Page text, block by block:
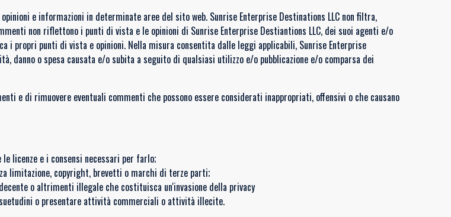
e informazioni in determinate aree del sito web. Sunrise Enterprise Destinations LLC non filtra,
non riflettono i punti di vista e le opinioni di Sunrise Enterprise Destiantions LLC, dei suoi agenti e/o
propri punti di vista e opinioni. Nella misura consentita dalle leggi applicabili, Sunrise Enterprise
danno o spesa causata e/o subita a seguito di qualsiasi utilizzo e/o pubblicazione e/o comparsa dei
e di rimuovere eventuali commenti che possono essere considerati inappropriati, offensivi o che causano
licenze e i consensi necessari per farlo;
limitazione, copyright, brevetti o marchi di terze parti;
o altrimenti illegale che costituisca un'invasione della privacy
o presentare attività commerciali o attività illecite.